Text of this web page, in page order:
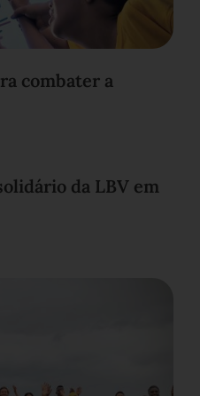
combater a
da LBV em